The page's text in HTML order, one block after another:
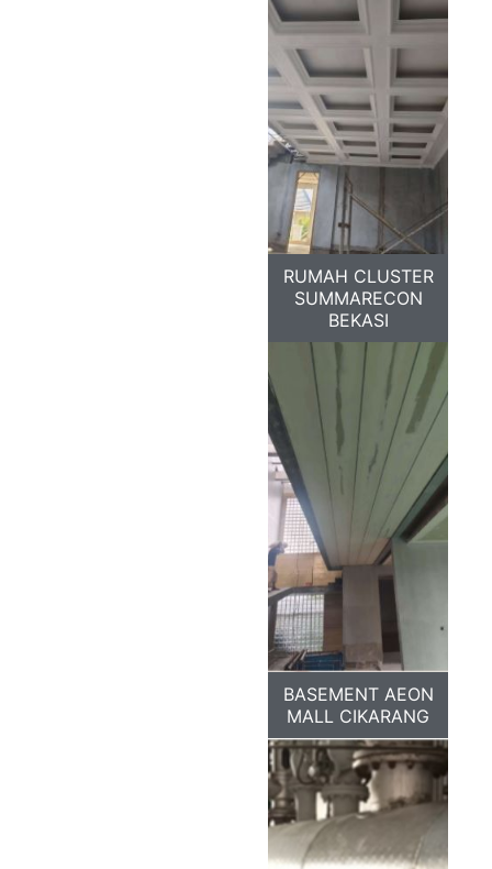
RUMAH CLUSTER
SUMMARECON
BEKASI
BASEMENT AEON
MALL CIKARANG